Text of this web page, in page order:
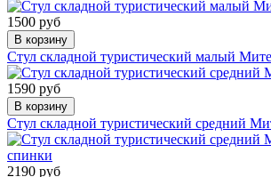
1500 руб
В корзину
Стул складной туристический малый
1590 руб
В корзину
Стул складной туристический средний
2190 руб